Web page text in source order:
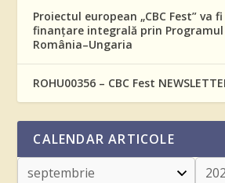
Proiectul european „CBC Fest” va
finanțare integrală prin
România–Ungaria
ROHU00356 – CBC Fest
CALENDAR ARTICOLE